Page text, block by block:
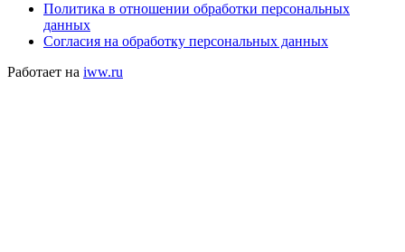
Политика в отношении обработки персональных
данных
Согласия на обработку персональных данных
Работает на iww.ru